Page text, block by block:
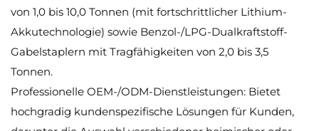
von 1,0 bis 10,0 Tonnen (mit fortschrittlicher Lithium-
Akkutechnologie) sowie Benzol-/LPG-Dualkraftstoff-
Gabelstaplern mit Tragfähigkeiten von 2,0 bis 3,5
Tonnen.
Professionelle OEM-/ODM-Dienstleistungen: Bietet
hochgradig kundenspezifische Lösungen für Kunden,